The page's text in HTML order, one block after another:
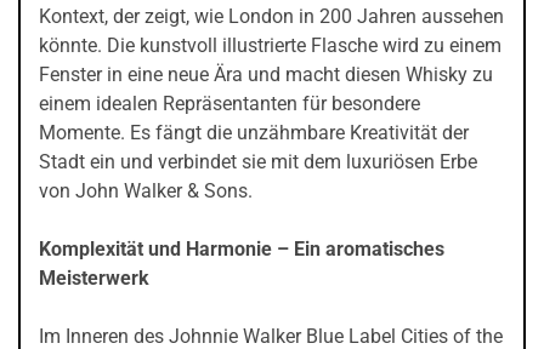
Kontext, der zeigt, wie London in 200 Jahren aussehen
könnte. Die kunstvoll illustrierte Flasche wird zu einem
Fenster in eine neue Ära und macht diesen Whisky zu
einem idealen Repräsentanten für besondere
Momente. Es fängt die unzähmbare Kreativität der
Stadt ein und verbindet sie mit dem luxuriösen Erbe
von John Walker & Sons.
Komplexität und Harmonie – Ein aromatisches
Meisterwerk
Im Inneren des Johnnie Walker Blue Label Cities of the